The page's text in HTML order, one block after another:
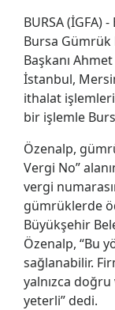
BURSA (İGFA)
Bursa Gümrük
Başkanı
İstanbul,
ithalat
bir işlemle
Özenalp,
Vergi No”
vergi
gümrüklerde
Büyükşehir
Özenalp, “Bu
sağlanabilir.
yalnızca
yeterli” dedi.